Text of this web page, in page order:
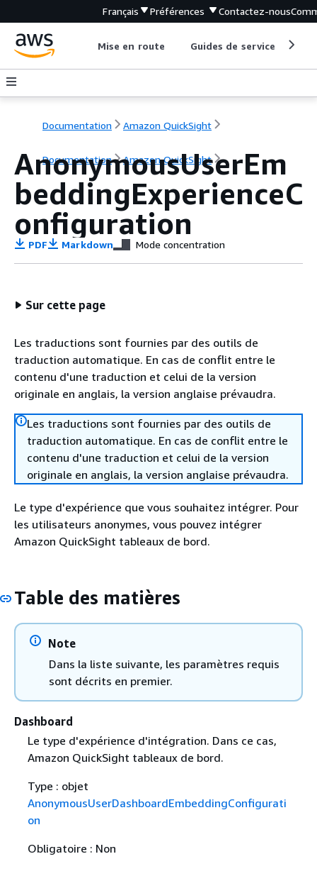
Français Préférences Contactez-nous
Mise en route Guides de service
Documentation Amazon QuickSight
Documentation Amazon QuickSight
AnonymousUserEm
beddingExperienceC
onfiguration
PDF Markdown Mode concentration
Sur cette page
Les traductions sont fournies par des outils de
traduction automatique. En cas de conflit entre le
contenu d'une traduction et celui de la version
originale en anglais, la version anglaise prévaudra.
Les traductions sont fournies par des outils de
traduction automatique. En cas de conflit entre le
contenu d'une traduction et celui de la version
originale en anglais, la version anglaise prévaudra.
Le type d'expérience que vous souhaitez intégrer. Pour
les utilisateurs anonymes, vous pouvez intégrer
Amazon QuickSight tableaux de bord.
Table des matières
Note
Dans la liste suivante, les paramètres requis
sont décrits en premier.
Dashboard
Le type d'expérience d'intégration. Dans ce cas,
Amazon QuickSight tableaux de bord.
Type : objet
AnonymousUserDashboardEmbeddingConfigurati
on
Obligatoire : Non